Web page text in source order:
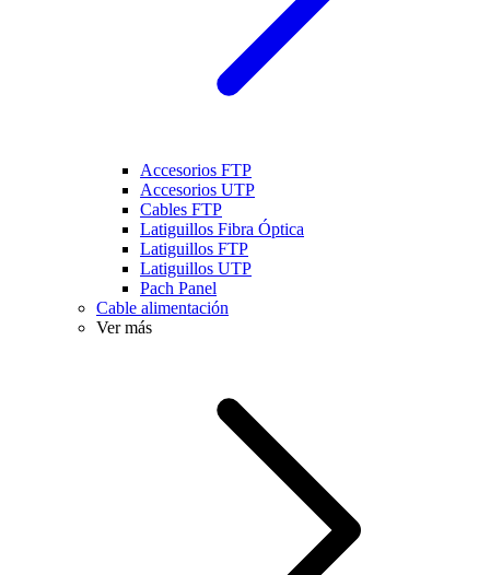
Accesorios FTP
Accesorios UTP
Cables FTP
Latiguillos Fibra Óptica
Latiguillos FTP
Latiguillos UTP
Pach Panel
Cable alimentación
Ver más